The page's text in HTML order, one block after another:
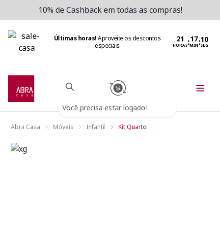
10% de Cashback em todas as compras!
Últimas horas!Aproveite os descontos
especiais
HORAS:MIN:SEG
Você precisa estar logado!
Abra Casa Móveis Infantil Kit Quarto